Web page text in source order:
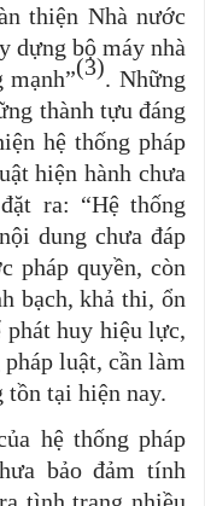
thiện Nhà nước
dựng bộ máy nhà
(3). Những
thành tựu đáng
hệ thống pháp
hiện hành chưa
ra: “Hệ thống
dung chưa đáp
pháp quyền, còn
bạch, khả thi, ổn
phát huy hiệu lực,
luật, cần làm
tại hiện nay.
hệ thống pháp
bảo đảm tính